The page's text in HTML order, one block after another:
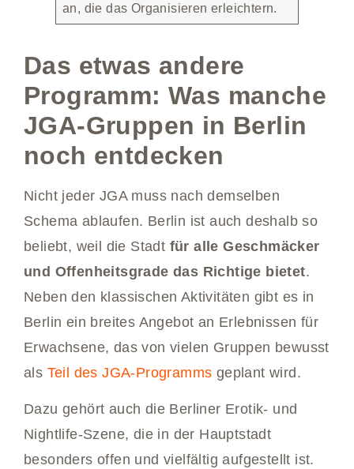
an, die das Organisieren erleichtern.
Das etwas andere
Programm: Was manche
JGA-Gruppen in Berlin
noch entdecken
Nicht jeder JGA muss nach demselben
Schema ablaufen. Berlin ist auch deshalb so
beliebt, weil die Stadt für alle Geschmäcker
und Offenheitsgrade das Richtige bietet.
Neben den klassischen Aktivitäten gibt es in
Berlin ein breites Angebot an Erlebnissen für
Erwachsene, das von vielen Gruppen bewusst
als Teil des JGA-Programms geplant wird.
Dazu gehört auch die Berliner Erotik- und
Nightlife-Szene, die in der Hauptstadt
besonders offen und vielfältig aufgestellt ist.